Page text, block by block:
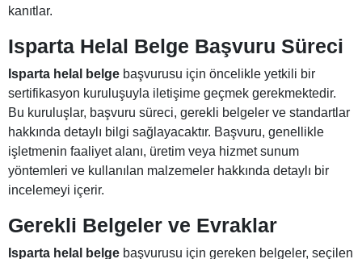
kanıtlar.
Isparta Helal Belge Başvuru Süreci
Isparta helal belge başvurusu için öncelikle yetkili bir
sertifikasyon kuruluşuyla iletişime geçmek gerekmektedir.
Bu kuruluşlar, başvuru süreci, gerekli belgeler ve standartlar
hakkında detaylı bilgi sağlayacaktır. Başvuru, genellikle
işletmenin faaliyet alanı, üretim veya hizmet sunum
yöntemleri ve kullanılan malzemeler hakkında detaylı bir
incelemeyi içerir.
Gerekli Belgeler ve Evraklar
Isparta helal belge başvurusu için gereken belgeler, seçilen